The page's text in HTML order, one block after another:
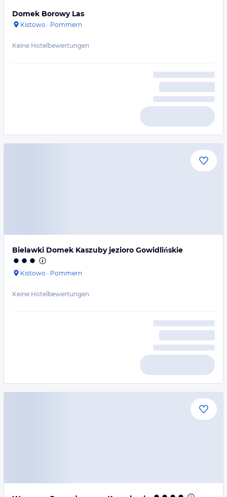
Domek Borowy Las
Kistowo · Pommern
Keine Hotelbewertungen
Bielawki Domek Kaszuby jezioro Gowidlińskie
Kistowo · Pommern
Keine Hotelbewertungen